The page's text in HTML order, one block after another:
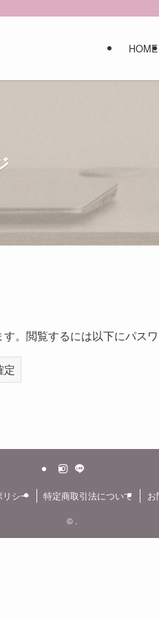
HOME
。閲覧するには以下にパスワ
シー 特定商取引法について お
©.